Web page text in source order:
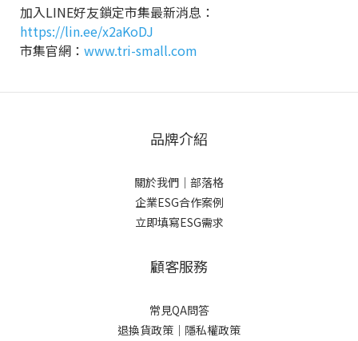
加入LINE好友鎖定市集最新消息：
https://lin.ee/x2aKoDJ
市集官網： www.tri-small.com
品牌介紹
關於我們 ｜ 部落格
企業ESG合作案例
立即填寫ESG需求
顧客服務
常見QA問答
退換貨政策｜ 隱私權政策